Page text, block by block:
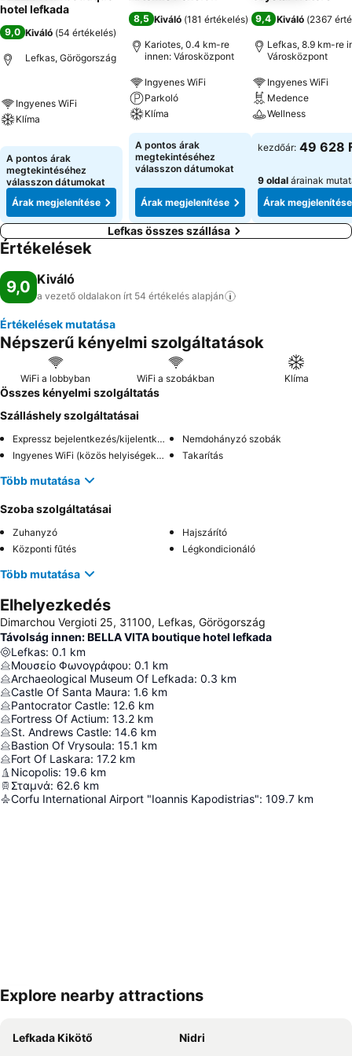
hotel lefkada
9,0 Kiváló (54 értékelés)
Lefkas, Görögország
Ingyenes WiFi
Klíma
A pontos árak
megtekintéséhez
válasszon dátumokat
Árak megjelenítése
8,5 Kiváló (181 értékelés)
Kariotes, 0.4 km-re
innen: Városközpont
Ingyenes WiFi
Parkoló
Klíma
A pontos árak
megtekintéséhez
válasszon dátumokat
Árak megjelenítése
9,4 Kiváló (2367
Lefkas, 8.9 km-re
Városközpont
Ingyenes WiFi
Medence
Wellness
kezdőár: 49 628
9 oldal árainak
Árak megjelenítése
Lefkas összes szállása
Értékelések
9,0 Kiváló
a vezető oldalakon írt 54 értékelés alapján
Értékelések mutatása
Népszerű kényelmi szolgáltatások
WiFi a lobbyban WiFi a szobákban Klíma
Összes kényelmi szolgáltatás
Szálláshely szolgáltatásai
Expressz bejelentkezés/kijelentkezés
Nemdohányzó szobák
Ingyenes WiFi (közös helyiségekben)
Takarítás
Több mutatása
Szoba szolgáltatásai
Zuhanyzó
Hajszárító
Központi fűtés
Légkondicionáló
Több mutatása
Elhelyezkedés
Dimarchou Vergioti 25, 31100, Lefkas, Görögország
Távolság innen: BELLA VITA boutique hotel lefkada
Lefkas: 0.1 km
Μουσείο Φωνογράφου: 0.1 km
Archaeological Museum Of Lefkada: 0.3 km
Castle Of Santa Maura: 1.6 km
Pantocrator Castle: 12.6 km
Fortress Of Actium: 13.2 km
St. Andrews Castle: 14.6 km
Bastion Of Vrysoula: 15.1 km
Fort Of Laskara: 17.2 km
Nicopolis: 19.6 km
Σταμνά: 62.6 km
Corfu International Airport "Ioannis Kapodistrias": 109.7 km
Nagy méretű térkép
Explore nearby attractions
Lefkada Kikötő
Nidri